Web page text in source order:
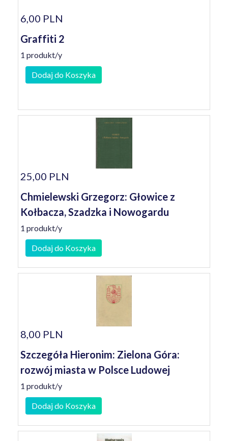
6,00 PLN
Graffiti 2
1 produkt/y
Dodaj do Koszyka
25,00 PLN
Chmielewski Grzegorz: Głowice z
Kołbacza, Szadzka i Nowogardu
1 produkt/y
Dodaj do Koszyka
8,00 PLN
Szczegóła Hieronim: Zielona Góra:
rozwój miasta w Polsce Ludowej
1 produkt/y
Dodaj do Koszyka